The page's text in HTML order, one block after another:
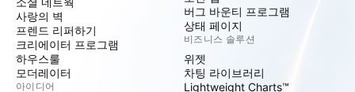
사랑의 벽
프렌드 리퍼하기
크리에이터 프로그램
하우스룰
모더레이터
아이디어
버그 바운티 프로그램
상태 페이지
비즈니스 솔루션
위젯
차팅 라이브러리
Lightweight Charts™